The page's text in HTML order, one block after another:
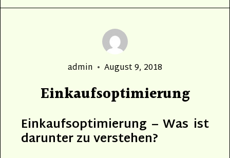
Author
admin
Posted
August 9, 2018
Einkaufsoptimierung
Einkaufsoptimierung – Was ist
darunter zu verstehen?